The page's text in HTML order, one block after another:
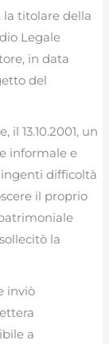
la titolare della
Legale
in data
del
13.10.2001, un
informale e
difficoltà
il proprio
la
inviò
a